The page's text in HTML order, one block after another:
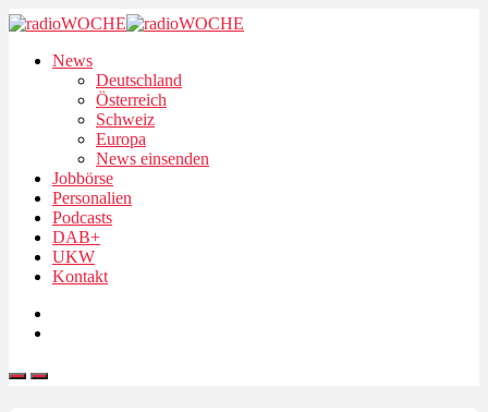
News
Deutschland
Österreich
Schweiz
Europa
News einsenden
Jobbörse
Personalien
Podcasts
DAB+
UKW
Kontakt